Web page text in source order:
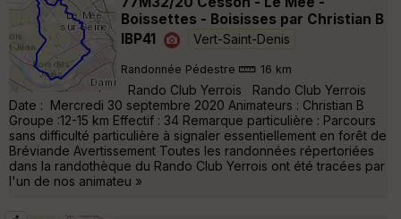
Boissettes - Boisisses par Christian B
IBP41
Vert-Saint-Denis
Randonnée Pédestre 16 km
Rando Club Yerrois Rando Club Yerrois
Date : Mercredi 30 septembre 2020 Animateurs : Christian B
Groupe :12-15 km Effectif : 34 Remarque particulière : Parcours
sans difficulté particulière à signaler essentiellement en forêt de
Bréviande Avertissement Toutes les randonnées répertoriées
dans la randothèque du Rando Club Yerrois ont été tracées par
l'un de nos animateu »